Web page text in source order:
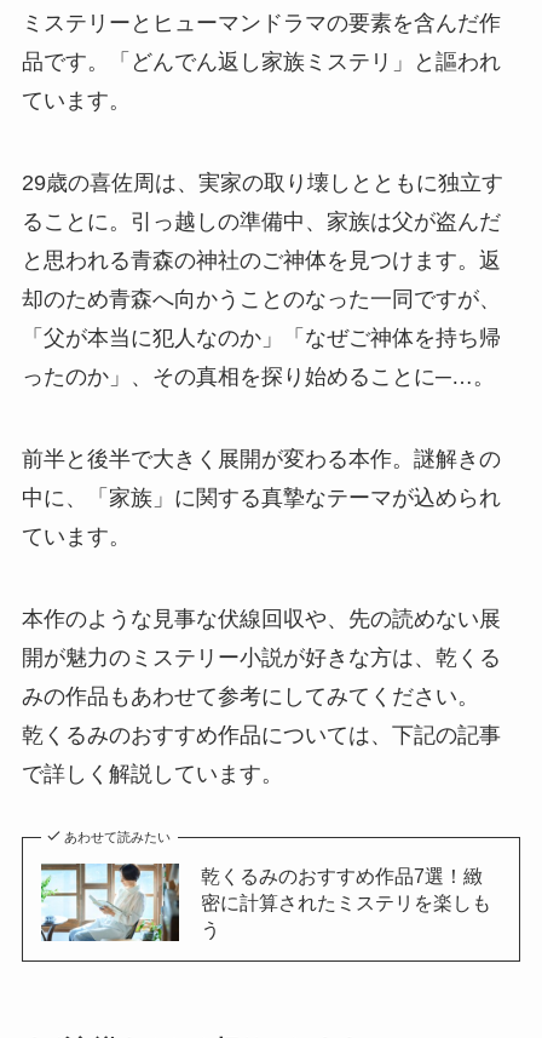
ミステリーとヒューマンドラマの要素を含んだ作
品です。「どんでん返し家族ミステリ」と謳われ
ています。
29歳の喜佐周は、実家の取り壊しとともに独立す
ることに。引っ越しの準備中、家族は父が盗んだ
と思われる青森の神社のご神体を見つけます。返
却のため青森へ向かうことのなった一同ですが、
「父が本当に犯人なのか」「なぜご神体を持ち帰
ったのか」、その真相を探り始めることに─…。
前半と後半で大きく展開が変わる本作。謎解きの
中に、「家族」に関する真摯なテーマが込められ
ています。
本作のような見事な伏線回収や、先の読めない展
開が魅力のミステリー小説が好きな方は、乾くる
みの作品もあわせて参考にしてみてください。
乾くるみのおすすめ作品については、下記の記事
で詳しく解説しています。
あわせて読みたい
乾くるみのおすすめ作品7選！緻
密に計算されたミステリを楽しも
う